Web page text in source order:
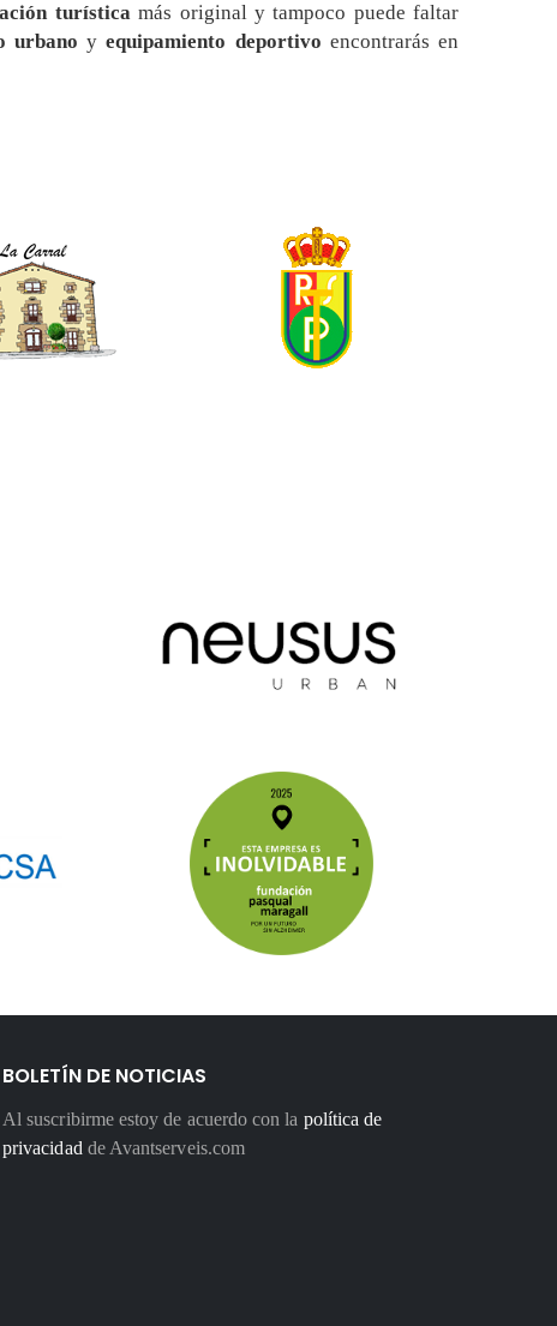
turísticamás original y tampoco puede faltar
urbano yequipamiento deportivo encontrarás en
BOLETÍN DE NOTICIAS
Al suscribirme estoy de acuerdo con la política de
privacidad de Avantserveis.com